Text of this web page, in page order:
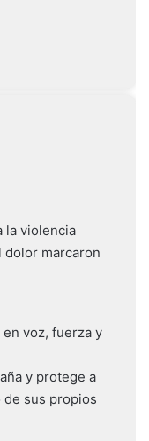
la violencia
dolor marcaron
voz, fuerza y
y protege a
sus propios